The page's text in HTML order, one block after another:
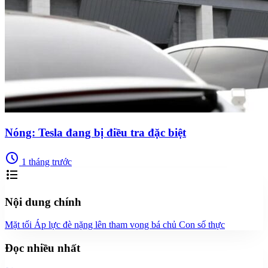
Nóng: Tesla đang bị điều tra đặc biệt
schedule 1 tháng trước
format_list_bulleted
Nội dung chính
Mặt tối Áp lực đè nặng lên tham vọng bá chủ Con số thực
Đọc nhiều nhất